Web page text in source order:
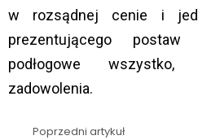
w rozsądnej cenie i
prezentującego
podłogowe wszystko,
zadowolenia.
Poprzedni artykuł